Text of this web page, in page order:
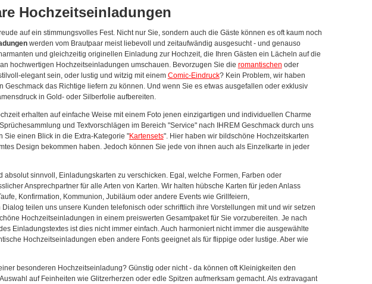
Hochzeitseinladungen
auf ein stimmungsvolles Fest. Nicht nur Sie, sondern auch die Gäste können es oft kaum noch
werden vom Brautpaar meist liebevoll und zeitaufwändig ausgesucht - und genauso
und gleichzeitig originellen Einladung zur Hochzeit, die Ihren Gästen ein Lächeln auf die
hochwertigen Hochzeitseinladungen umschauen. Bevorzugen Sie die romantischen oder
elegant sein, oder lustig und witzig mit einem Comic-Eindruck? Kein Problem, wir haben
das Richtige liefern zu können. Und wenn Sie es etwas ausgefallen oder exklusiv
in Gold- oder Silberfolie aufbereiten.
erhalten auf einfache Weise mit einem Foto jenen einzigartigen und individuellen Charme
und Textvorschlägen im Bereich "Service" nach IHREM Geschmack durch uns
Sie einen Blick in die Extra-Kategorie "Kartensets". Hier haben wir bildschöne Hochzeitskarten
Design bekommen haben. Jedoch können Sie jede von ihnen auch als Einzelkarte in jeder
sinnvoll, Einladungskarten zu verschicken. Egal, welche Formen, Farben oder
Ansprechpartner für alle Arten von Karten. Wir halten hübsche Karten für jeden Anlass
Konfirmation, Kommunion, Jubiläum oder andere Events wie Grillfeiern,
teilen uns unsere Kunden telefonisch oder schriftlich ihre Vorstellungen mit und wir setzen
Hochzeitseinladungen in einem preiswerten Gesamtpaket für Sie vorzubereiten. Je nach
Einladungstextes ist dies nicht immer einfach. Auch harmoniert nicht immer die ausgewählte
Hochzeitseinladungen eben andere Fonts geeignet als für flippige oder lustige. Aber wie
besonderen Hochzeitseinladung? Günstig oder nicht - da können oft Kleinigkeiten den
auf Feinheiten wie Glitzerherzen oder edle Spitzen aufmerksam gemacht. Als extravagant